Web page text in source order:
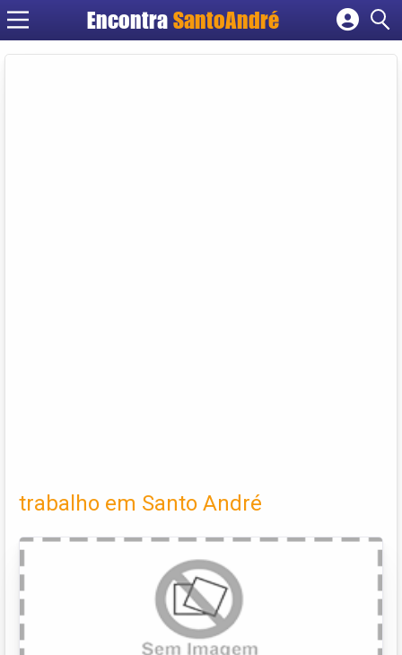
Encontra SantoAndré
Cadastrar empresa
trabalho em Santo André